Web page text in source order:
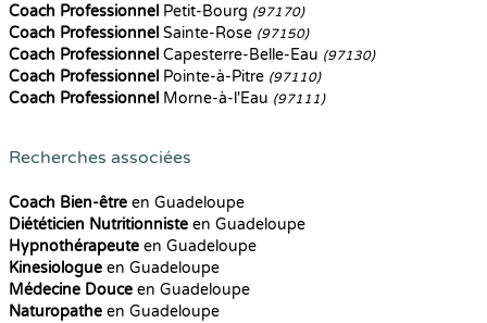
Coach Professionnel Petit-Bourg (97170)
Coach Professionnel Sainte-Rose (97150)
Coach Professionnel Capesterre-Belle-Eau (97130)
Coach Professionnel Pointe-à-Pitre (97110)
Coach Professionnel Morne-à-l'Eau (97111)
Recherches associées
Coach Bien-être en Guadeloupe
Diététicien Nutritionniste en Guadeloupe
Hypnothérapeute en Guadeloupe
Kinesiologue en Guadeloupe
Médecine Douce en Guadeloupe
Naturopathe en Guadeloupe